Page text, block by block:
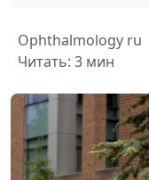
Ophthalmology ru
Читать: 3 мин